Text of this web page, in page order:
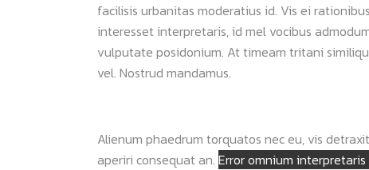
facilisis urbanitas moderatius id. Vis ei
interesset interpretaris, id mel vocibus
vulputate posidonium. At timeam tritani
vel. Nostrud mandamus.
Alienum phaedrum torquatos nec eu, vis
aperiri consequat an. Error omnium